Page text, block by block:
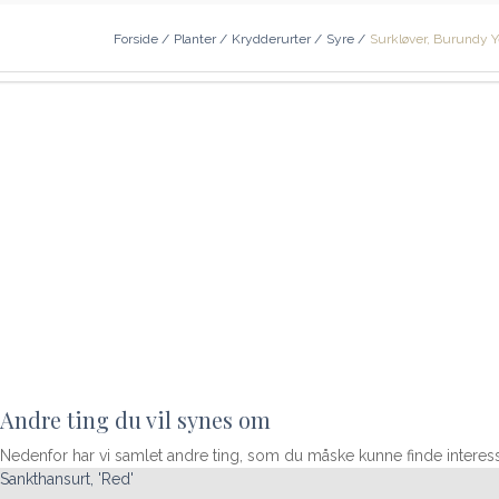
Forside / Planter/ Krydderurter/ Syre / Surkløver, Burundy
Andre ting du vil synes om
Nedenfor har vi samlet andre ting, som du måske kunne finde
Sankthansurt, 'Red'